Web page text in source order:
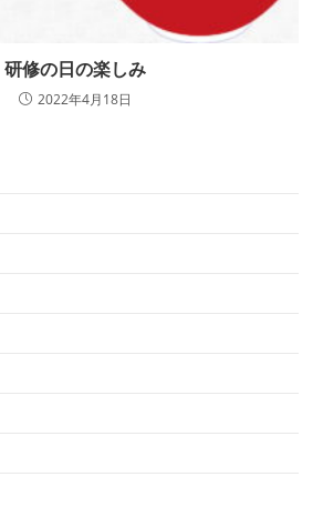
研修の日の楽しみ
2022年4月18日